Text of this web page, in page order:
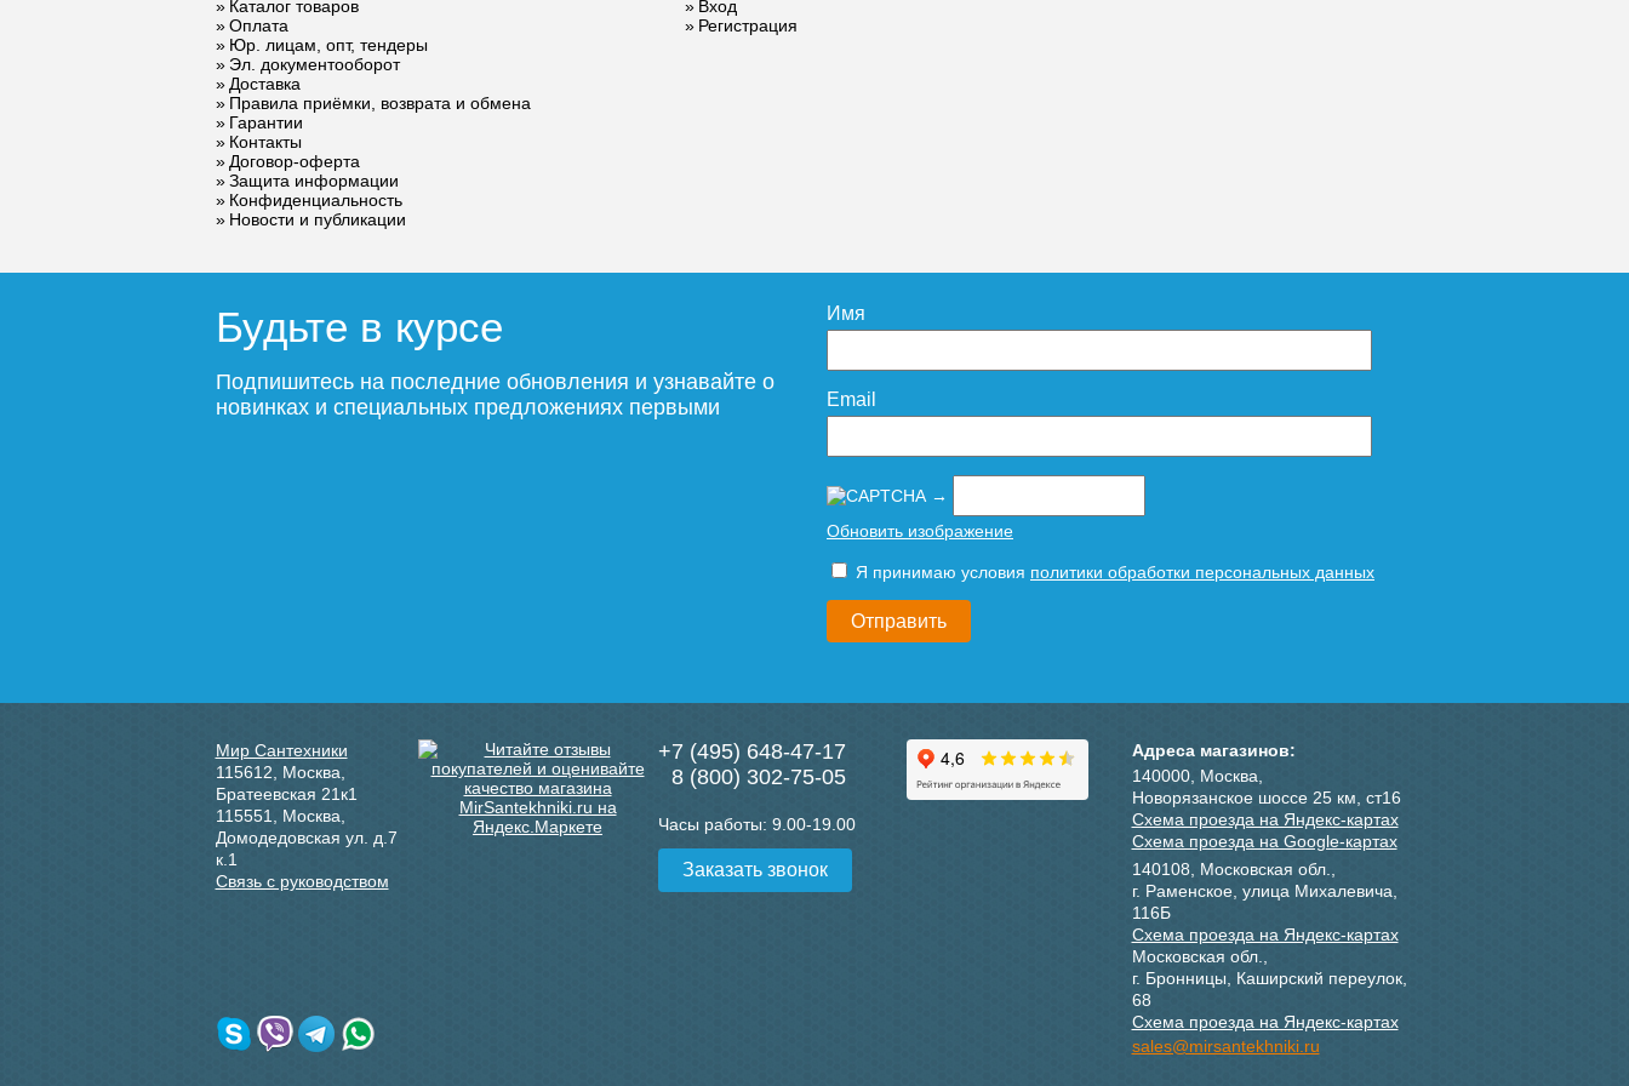
клапан ROMMER
для систем
водоснабжения 6
бар 1/2 х3/4 RVS-
0003-006015
Подробнее
Каталог товаров
Оплата
Юр. лицам, опт, тендеры
Эл. документооборот
Доставка
Правила приёмки, возврата и обмена
Гарантии
Контакты
Договор-оферта
Защита информации
Конфиденциальность
Новости и публикации
Вход
Регистрация
Будьте в курсе
Подпишитесь на последние обновления и узнавайте о
новинках и специальных предложениях первыми
Имя
Email
→
Обновить изображение
Я принимаю условия политики обработки персональных данных
Мир Сантехники
115612, Москва,
Братеевская 21к1
115551, Москва,
Домодедовская ул. д.7
к.1
Связь с руководством
+7 (495) 648-47-17
8 (800) 302-75-05
Часы работы: 9.00-19.00
Заказать звонок
Адреса магазинов:
140000, Москва,
Новорязанское шоссе 25 км, ст16
Схема проезда на Яндекс-картах
Схема проезда на Google-картах
140108, Московская обл.,
г. Раменское, улица Михалевича,
116Б
Схема проезда на Яндекс-картах
Московская обл.,
г. Бронницы, Каширский переулок,
68
Схема проезда на Яндекс-картах
sales@mirsantekhniki.ru